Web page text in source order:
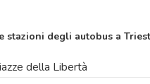
stazioni degli autobus a
della Libertà